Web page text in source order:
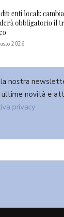
enti locali:
obbligatorio il
2026
nostra
novità e
privacy